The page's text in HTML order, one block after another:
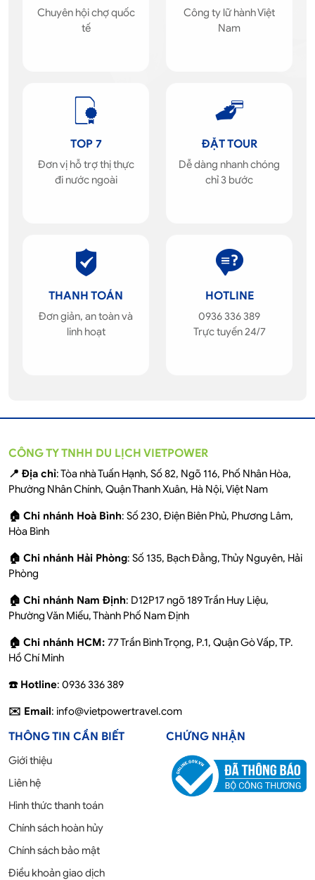
Chuyên hội chợ quốc
tế
Công ty lữ hành Việt
Nam
TOP 7
Đơn vị hỗ trợ thị thực
đi nước ngoài
ĐẶT TOUR
Dễ dàng nhanh chóng
chỉ 3 bước
THANH TOÁN
Đơn giản, an toàn và
linh hoạt
HOTLINE
0936 336 389
Trực tuyến 24/7
CÔNG TY TNHH DU LỊCH VIETPOWER
📍 Địa chỉ: Tòa nhà Tuấn Hạnh, Số 82, Ngõ 116, Phố Nhân Hòa,
Phường Nhân Chính, Quận Thanh Xuân, Hà Nội, Việt Nam
🏠 Chi nhánh Hoà Bình: Số 230, Điện Biên Phủ, Phương Lâm,
Hòa Bình
🏠 Chi nhánh Hải Phòng: Số 135, Bạch Đằng, Thủy Nguyên, Hải
Phòng
🏠 Chi nhánh Nam Định: D12P17 ngõ 189 Trần Huy Liệu,
Phường Văn Miếu, Thành Phố Nam Định
🏠 Chi nhánh HCM: 77 Trần Bình Trọng, P.1, Quận Gò Vấp, TP.
Hồ Chí Minh
☎️ Hotline: 0936 336 389
✉️ Email: info@vietpowertravel.com
THÔNG TIN CẦN BIẾT
Giới thiệu
Liên hệ
Hình thức thanh toán
Chính sách hoàn hủy
Chính sách bảo mật
Điều khoản giao dịch
CHỨNG NHẬN